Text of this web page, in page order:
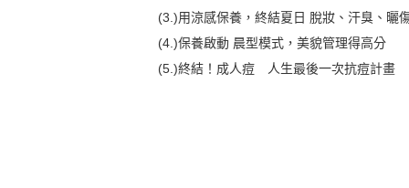
(3.)用涼感保養，終結夏日 脫妝、汗臭、曬
(4.)保養啟動 晨型模式，美貌管理得高分
(5.)終結！成人痘 人生最後一次抗痘計畫